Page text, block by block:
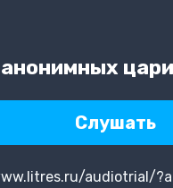
Слушать
audiotrial/